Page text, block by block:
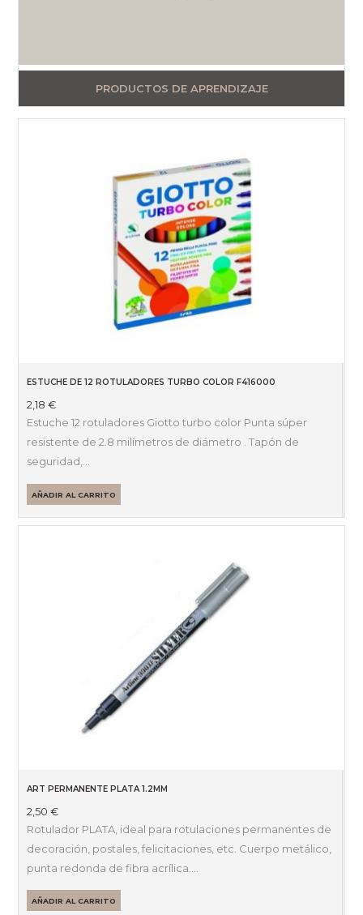
PRODUCTOS DE APRENDIZAJE
ESTUCHE DE 12 ROTULADORES TURBO COLOR F416000
2,18€
Estuche 12 rotuladores Giotto turbo color Punta súper
resistente de 2.8 milímetros de diámetro . Tapón de
seguridad,…
AÑADIR AL CARRITO
ART PERMANENTE PLATA 1.2MM
2,50€
Rotulador PLATA, ideal para rotulaciones permanentes de
decoración, postales, felicitaciones, etc. Cuerpo metálico,
punta redonda de fibra acrílica.…
AÑADIR AL CARRITO